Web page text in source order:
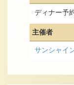
ディナー予
主催者
サンシャイ